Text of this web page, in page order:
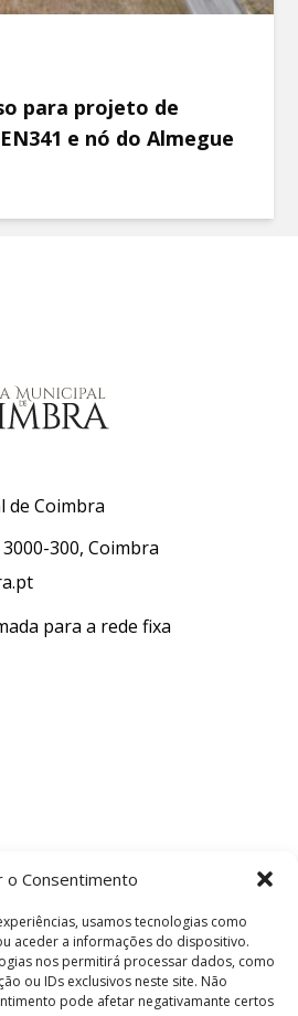
o Consentimento
usamos tecnologias como
aceder a informações do dispositivo.
nos permitirá processar dados, como
ou IDs exclusivos neste site. Não
pode afetar negativamante certos
para projeto de
e nó do Almegue
de Coimbra
300, Coimbra
para a rede fixa